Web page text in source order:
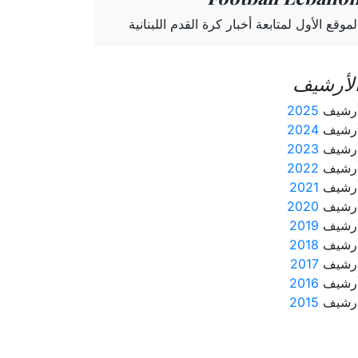
الأول لمتابعة أخبار كرة القدم اللبنانية
2025
2024
2023
2022
2021
2020
2019
2018
2017
2016
2015